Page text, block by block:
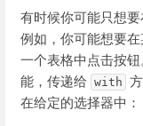
有时候你可能只想
例如，你可能想要
一个表格中点击按
能，传递给 with
在给定的选择器中：